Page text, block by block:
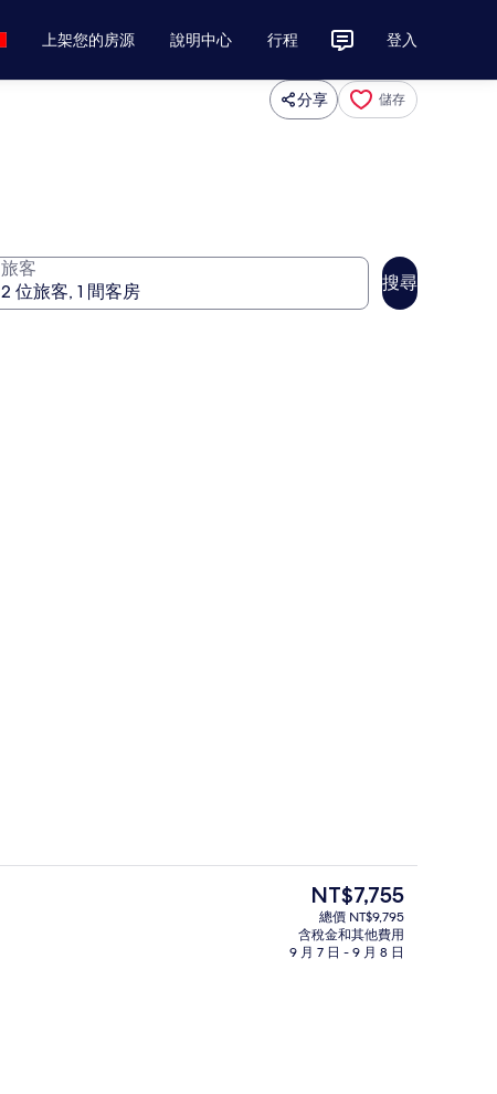
上架您的房源 說明中心 行程 登入
分享 儲存
旅客
搜尋
鳥瞰角度
目
前
的
價
NT$7,755
總價 NT$9,795
含稅金和其他費用
9 月 7 日 - 9 月 8 日